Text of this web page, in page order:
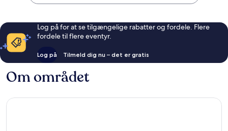
Log på for at se tilgængelige rabatter og fordele. Flere
fordele til flere eventyr.
Log på Tilmeld dig nu – det er gratis
Om området